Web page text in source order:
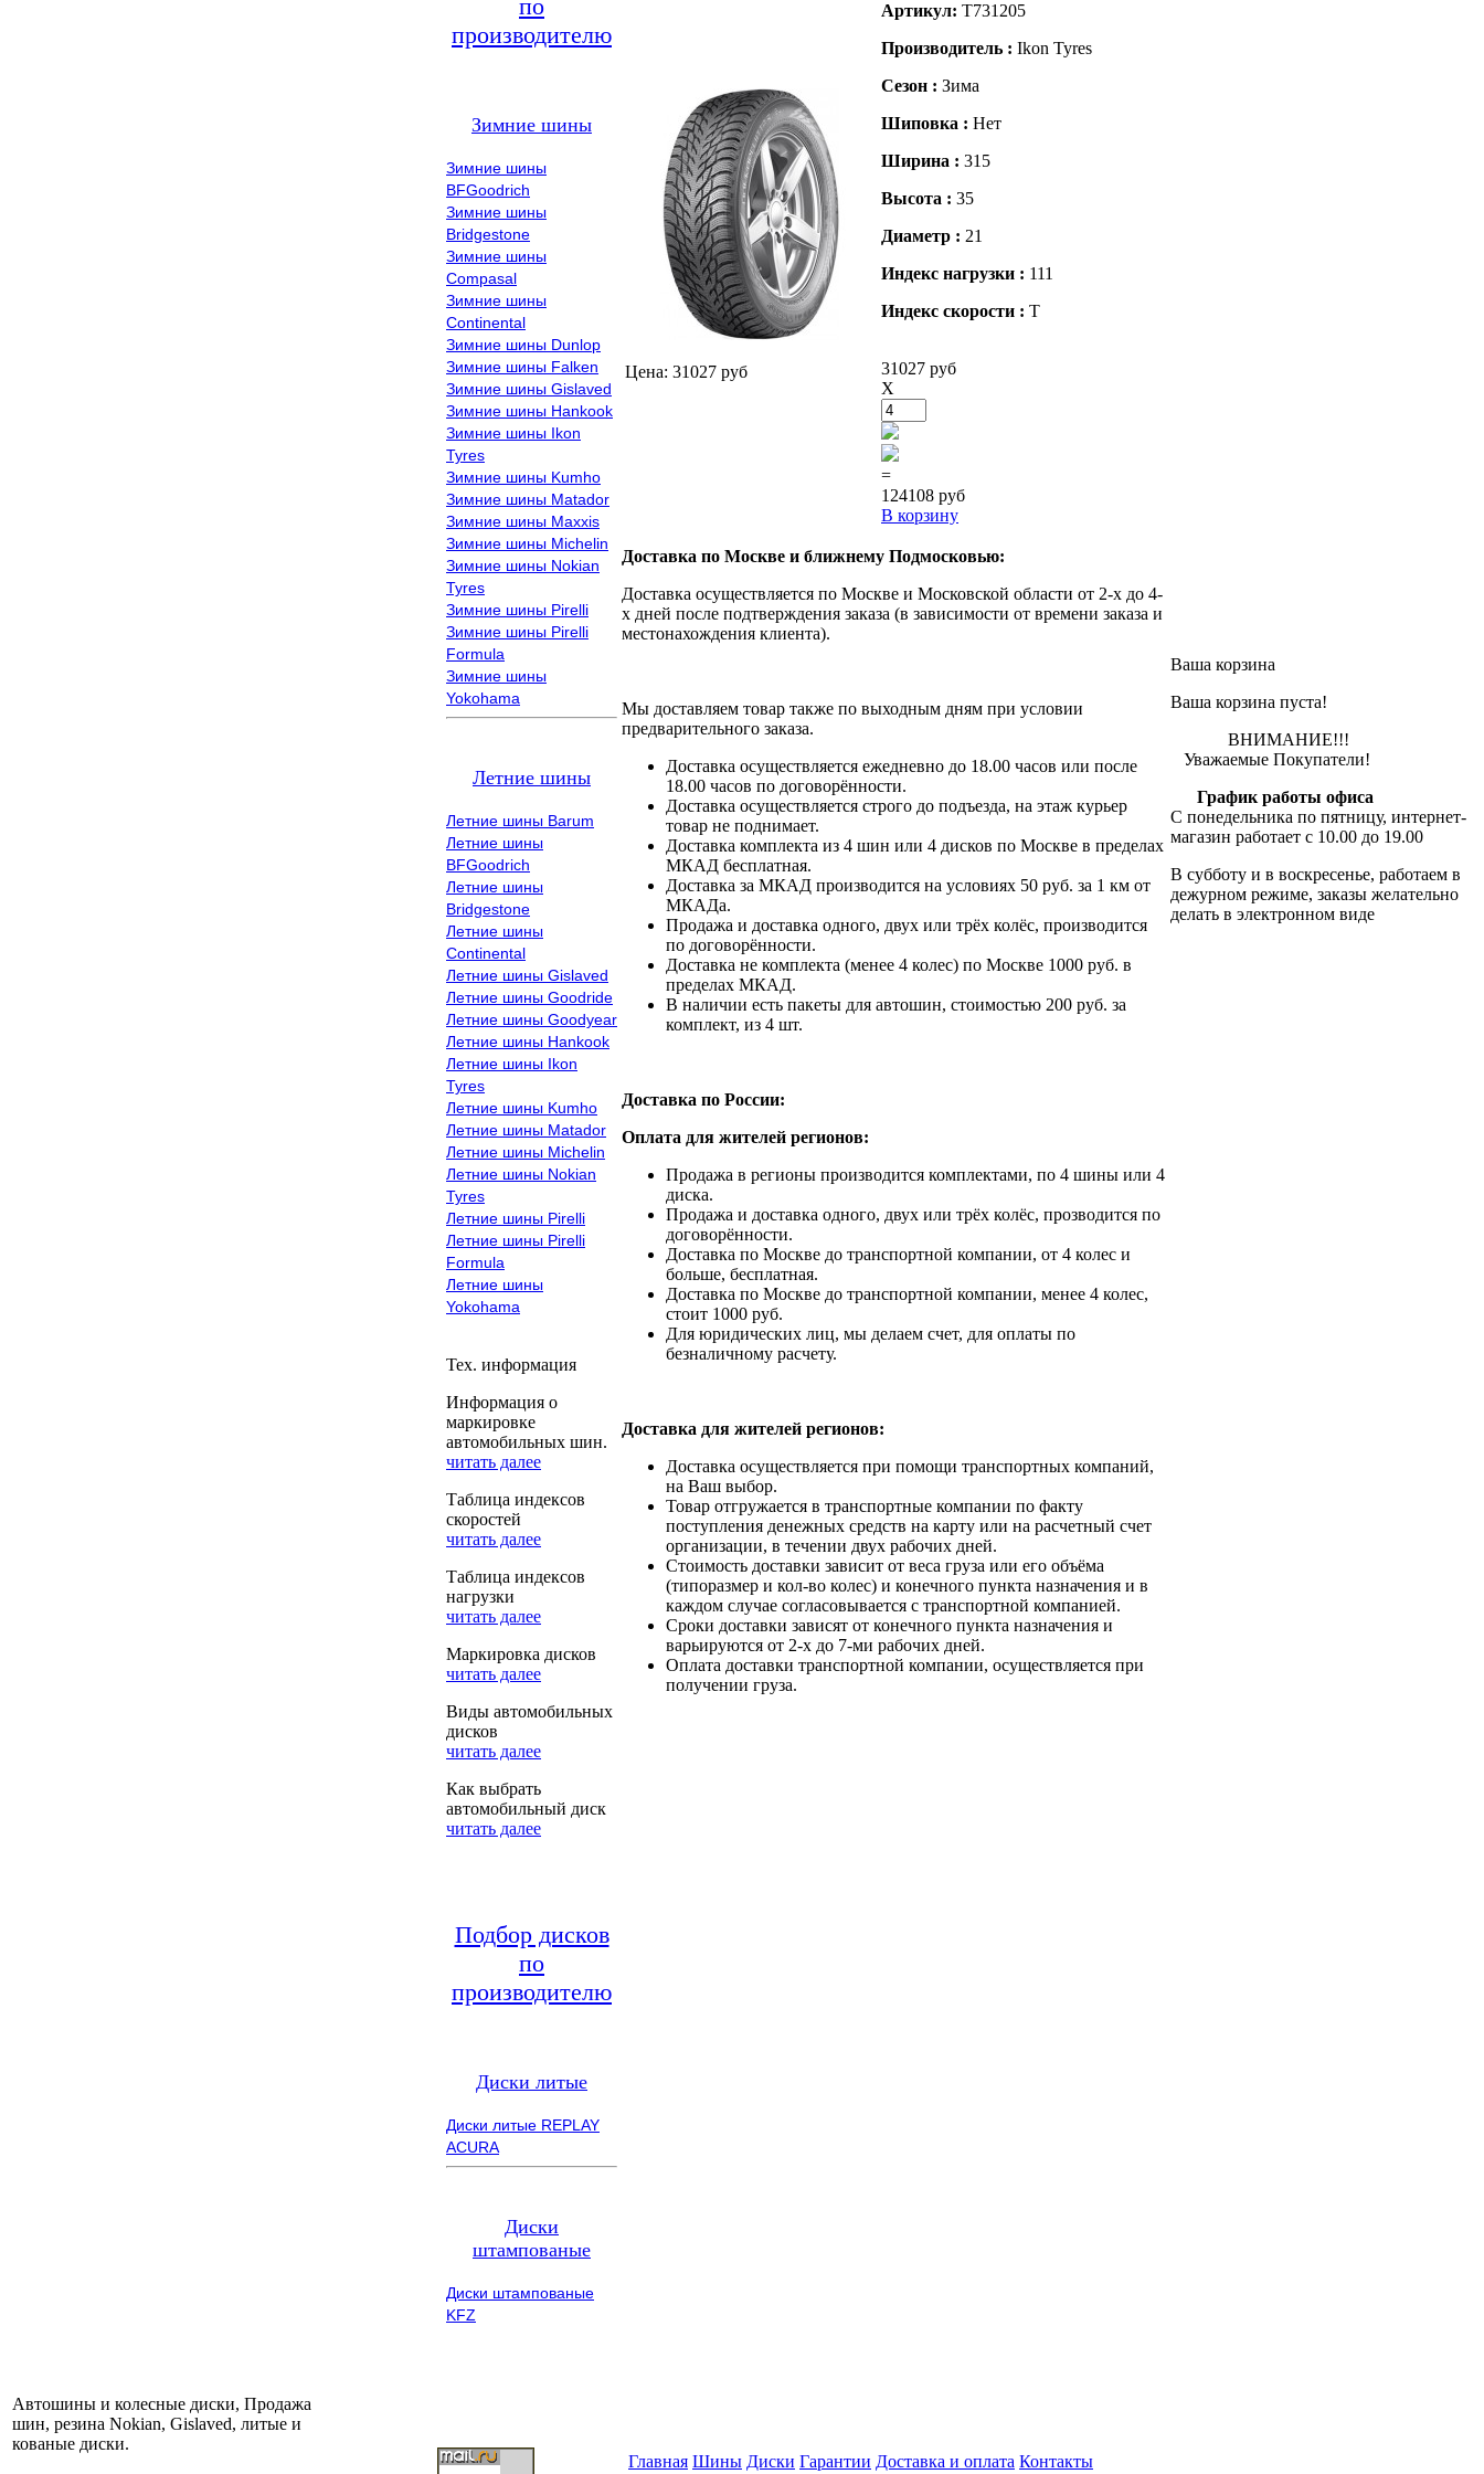
по
производителю
Зимние шины
Зимние шины
BFGoodrich
Зимние шины
Bridgestone
Зимние шины
Compasal
Зимние шины
Continental
Зимние шины Dunlop
Зимние шины Falken
Зимние шины Gislaved
Зимние шины Hankook
Зимние шины Ikon
Tyres
Зимние шины Kumho
Зимние шины Matador
Зимние шины Maxxis
Зимние шины Michelin
Зимние шины Nokian
Tyres
Зимние шины Pirelli
Зимние шины Pirelli
Formula
Зимние шины
Yokohama
Летние шины
Летние шины Barum
Летние шины
BFGoodrich
Летние шины
Bridgestone
Летние шины
Continental
Летние шины Gislaved
Летние шины Goodride
Летние шины Goodyear
Летние шины Hankook
Летние шины Ikon
Tyres
Летние шины Kumho
Летние шины Matador
Летние шины Michelin
Летние шины Nokian
Tyres
Летние шины Pirelli
Летние шины Pirelli
Formula
Летние шины
Yokohama
Тех. информация
Информация о
маркировке
автомобильных шин.
читать далее
Таблица индексов
скоростей
читать далее
Таблица индексов
нагрузки
читать далее
Маркировка дисков
читать далее
Виды автомобильных
дисков
читать далее
Как выбрать
автомобильный диск
читать далее
Подбор дисков
по
производителю
Диски литые
Диски литые REPLAY
ACURA
Диски
штампованые
Диски штампованые
KFZ
Цена: 31027 руб
Артикул: T731205
Производитель : Ikon Tyres
Сезон : Зима
Шиповка : Нет
Ширина : 315
Высота : 35
Диаметр : 21
Индекс нагрузки : 111
Индекс скорости : T
31027 руб
X
=
124108 руб
В корзину
Доставка по Москве и ближнему Подмосковью:
Доставка осуществляется по Москве и Московской области от 2-х до 4-
х дней после подтверждения заказа (в зависимости от времени заказа и
местонахождения клиента).
Мы доставляем товар также по выходным дням при условии
предварительного заказа.
Доставка осуществляется ежедневно до 18.00 часов или после
18.00 часов по договорённости.
Доставка осуществляется строго до подъезда, на этаж курьер
товар не поднимает.
Доставка комплекта из 4 шин или 4 дисков по Москве в пределах
МКАД бесплатная.
Доставка за МКАД производится на условиях 50 руб. за 1 км от
МКАДа.
Продажа и доставка одного, двух или трёх колёс, производится
по договорённости.
Доставка не комплекта (менее 4 колес) по Москве 1000 руб. в
пределах МКАД.
В наличии есть пакеты для автошин, стоимостью 200 руб. за
комплект, из 4 шт.
Доставка по России:
Оплата для жителей регионов:
Продажа в регионы производится комплектами, по 4 шины или 4
диска.
Продажа и доставка одного, двух или трёх колёс, прозводится по
договорённости.
Доставка по Москве до транспортной компании, от 4 колес и
больше, бесплатная.
Доставка по Москве до транспортной компании, менее 4 колес,
стоит 1000 руб.
Для юридических лиц, мы делаем счет, для оплаты по
безналичному расчету.
Доставка для жителей регионов:
Доставка осуществляется при помощи транспортных компаний,
на Ваш выбор.
Товар отгружается в транспортные компании по факту
поступления денежных средств на карту или на расчетный счет
организации, в течении двух рабочих дней.
Стоимость доставки зависит от веса груза или его объёма
(типоразмер и кол-во колес) и конечного пункта назначения и в
каждом случае согласовывается с транспортной компанией.
Сроки доставки зависят от конечного пункта назначения и
варьируются от 2-х до 7-ми рабочих дней.
Оплата доставки транспортной компании, осуществляется при
получении груза.
Ваша корзина
Ваша корзина пуста!
ВНИМАНИЕ!!!
Уважаемые Покупатели!
График работы офиса
С понедельника по пятницу, интернет-
магазин работает с 10.00 до 19.00
В субботу и в воскресенье, работаем в
дежурном режиме, заказы желательно
делать в электронном виде
Автошины и колесные диски, Продажа
шин, резина Nokian, Gislaved, литые и
кованые диски.
Главная Шины Диски Гарантии Доставка и оплата Контакты